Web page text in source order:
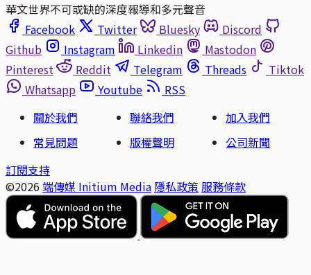
華文世界不可或缺的深度報導和多元聲音
Facebook
Twitter Bluesky
Discord
Github
Instagram Linkedin
Mastodon
Pinterest
Reddit Telegram Threads
Tiktok
Whatsapp
Youtube
RSS
關於我們
聯絡我們
加入我們
常見問題
版權聲明
公司新聞
訂閱支持
©2026 端傳媒 Initium Media 隱私政策 服務條款